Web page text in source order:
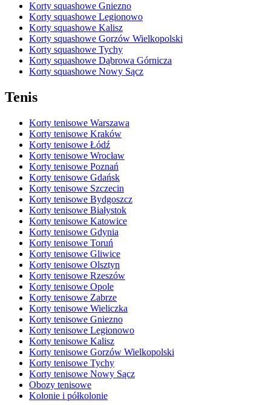
Korty squashowe Gniezno
Korty squashowe Legionowo
Korty squashowe Kalisz
Korty squashowe Gorzów Wielkopolski
Korty squashowe Tychy
Korty squashowe Dąbrowa Górnicza
Korty squashowe Nowy Sącz
Tenis
Korty tenisowe Warszawa
Korty tenisowe Kraków
Korty tenisowe Łódź
Korty tenisowe Wrocław
Korty tenisowe Poznań
Korty tenisowe Gdańsk
Korty tenisowe Szczecin
Korty tenisowe Bydgoszcz
Korty tenisowe Białystok
Korty tenisowe Katowice
Korty tenisowe Gdynia
Korty tenisowe Toruń
Korty tenisowe Gliwice
Korty tenisowe Olsztyn
Korty tenisowe Rzeszów
Korty tenisowe Opole
Korty tenisowe Zabrze
Korty tenisowe Wieliczka
Korty tenisowe Gniezno
Korty tenisowe Legionowo
Korty tenisowe Kalisz
Korty tenisowe Gorzów Wielkopolski
Korty tenisowe Tychy
Korty tenisowe Nowy Sącz
Obozy tenisowe
Kolonie i półkolonie